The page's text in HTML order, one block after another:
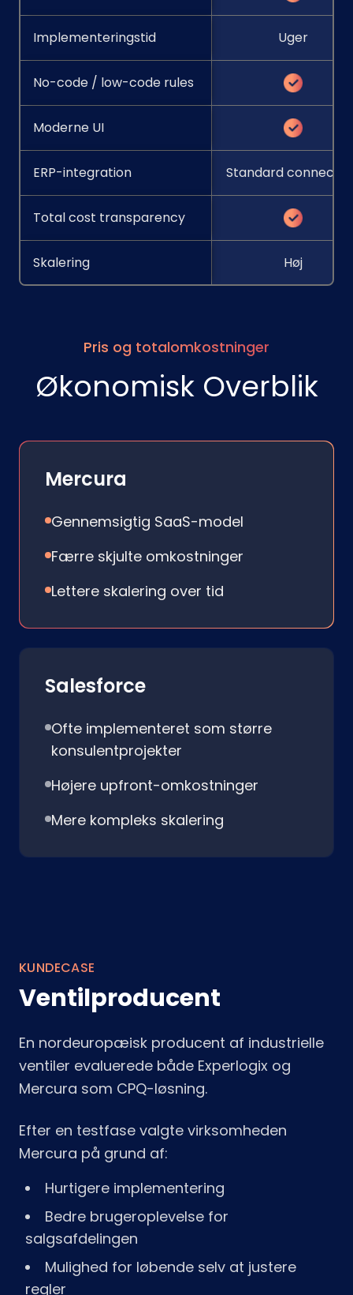
Implementeringstid Uger
No-code / low-code rules
Moderne UI
ERP-integration Standard
Total cost transparency
Skalering Høj
Pris og totalomkostninger
Økonomisk Overblik
Mercura
Gennemsigtig SaaS-model
Færre skjulte omkostninger
Lettere skalering over tid
Salesforce
Ofte implementeret som større
konsulentprojekter
Højere upfront-omkostninger
Mere kompleks skalering
KUNDECASE
Ventilproducent
En nordeuropæisk producent af industrielle
ventiler evaluerede både Experlogix og
Mercura som CPQ-løsning.
Efter en testfase valgte virksomheden
Mercura på grund af:
Hurtigere implementering
Bedre brugeroplevelse for
salgsafdelingen
Mulighed for løbende selv at justere
regler